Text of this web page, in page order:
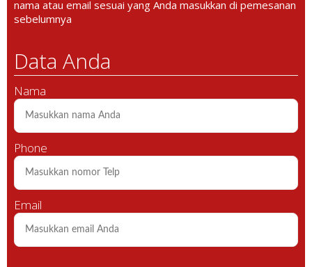
nama atau email sesuai yang Anda masukkan di pemesanan
sebelumnya
Data Anda
Nama
Phone
Email